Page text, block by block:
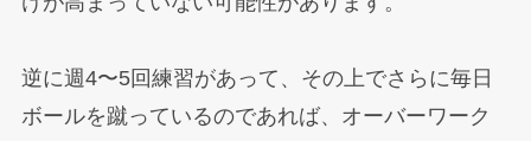
逆に週4〜5回練習があって、その上でさらに毎日
ボールを蹴っているのであれば、オーバーワーク